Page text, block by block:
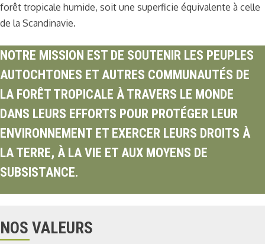
forêt tropicale humide, soit une superficie équivalente à celle
de la Scandinavie.
NOTRE MISSION EST DE SOUTENIR LES PEUPLES
AUTOCHTONES ET AUTRES COMMUNAUTÉS DE
LA FORÊT TROPICALE À TRAVERS LE MONDE
DANS LEURS EFFORTS POUR PROTÉGER LEUR
ENVIRONNEMENT ET EXERCER LEURS DROITS À
LA TERRE, À LA VIE ET AUX MOYENS DE
SUBSISTANCE.
NOS VALEURS